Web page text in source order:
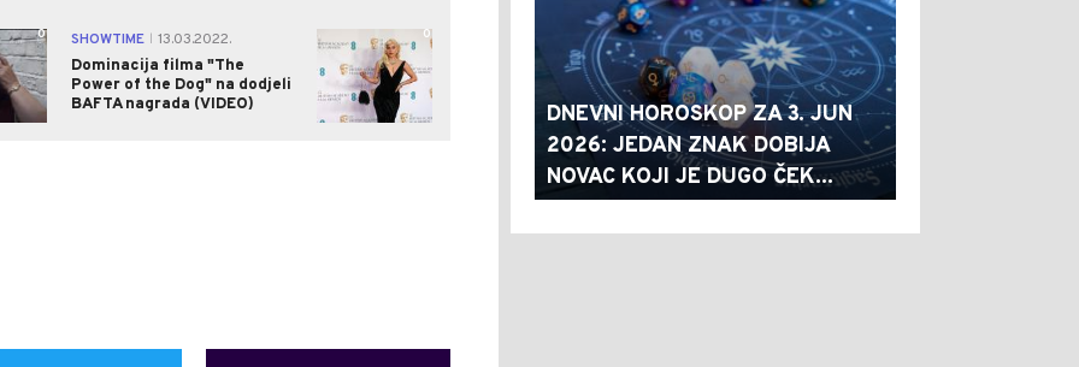
0 SHOWTIME
13.03.2022.
Dominacija filma "The
Power of the Dog" na dodjeli
BAFTA nagrada (VIDEO)
0
DNEVNI HOROSKOP ZA 3. JUN
2026: JEDAN ZNAK DOBIJA
NOVAC KOJI JE DUGO ČEK...